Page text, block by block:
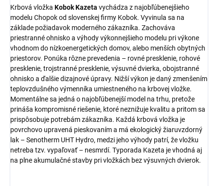
Krbová vložka KobokKazeta vychádza z najobľúbenejšieho
modelu Chopok od slovenskej firmy Kobok. Vyvinula sa na
základe požiadavok moderného zákazníka. Zachováva
priestranné ohnisko a výhody výkonnejšieho modelu pri výkone
vhodnom do nízkoenergetických domov, alebo menších obytných
priestorov. Ponúka rôzne prevedenia – rovné presklenie, rohové
presklenie, trojstranné presklenie, výsuvné dvierka, obojstranné
ohnisko a ďalšie dizajnové úpravy. Nižší výkon je daný zmenšením
teplovzdušného výmenníka umiestneného na krbovej vložke.
Momentálne sa jedná o najobľúbenejší model na trhu, pretože
prináša kompromisné riešenie, ktoré neznižuje kvalitu a pritom sa
prispôsobuje potrebám zákazníka. Každá krbová vložka je
povrchovo upravená pieskovaním a má ekologický žiaruvzdorný
lak – Senotherm UHT Hydro, medzi jeho výhody patrí, že vložku
netreba tzv. vypaľovať – nesmrdí. Typorada Kazeta je vhodná aj
na plne akumulačné stavby pri vložkách bez výsuvných dvierok.